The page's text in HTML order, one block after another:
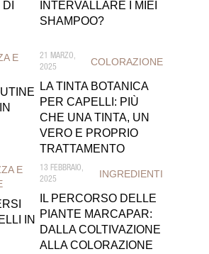
INTERVALLARE I MIEI
SHAMPOO?
E
21 MARZO,
2025
COLORAZIONE
LA TINTA BOTANICA
PER CAPELLI: PIÙ
CHE UNA TINTA, UN
VERO E PROPRIO
TRATTAMENTO
E
IN
13 FEBBRAIO,
2025
INGREDIENTI
IL PERCORSO DELLE
PIANTE MARCAPAR:
DALLA COLTIVAZIONE
ALLA COLORAZIONE